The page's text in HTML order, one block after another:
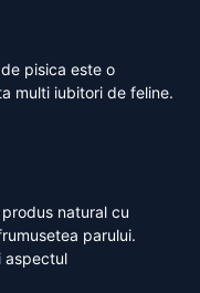
pisica este o
multi iubitori de feline.
natural cu
parului.
aspectul